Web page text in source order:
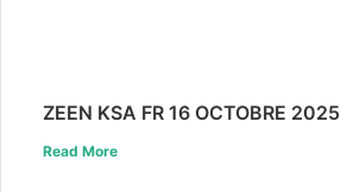
ZEEN KSA FR 16 OCTOBRE 2025
Read More